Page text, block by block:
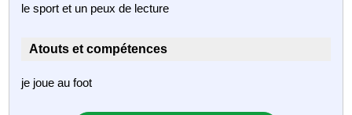
le sport et un peux de lecture
Atouts et compétences
je joue au foot